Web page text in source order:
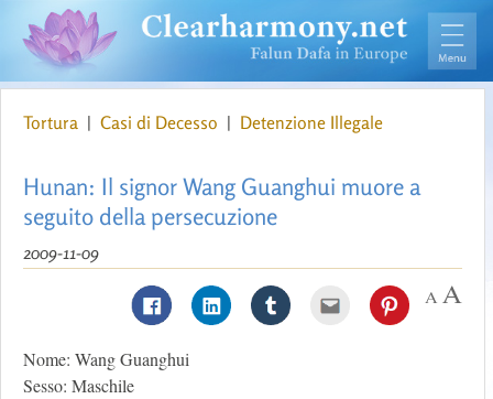
Tortura | Casi di Decesso | Detenzione Illegale
Hunan: Il signor Wang Guanghui muore a
seguito della persecuzione
2009-11-09
Nome: Wang Guanghui
Sesso: Maschile